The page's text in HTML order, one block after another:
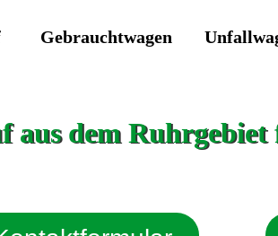
Gebrauchtwagen
aus dem Ruhrgebiet